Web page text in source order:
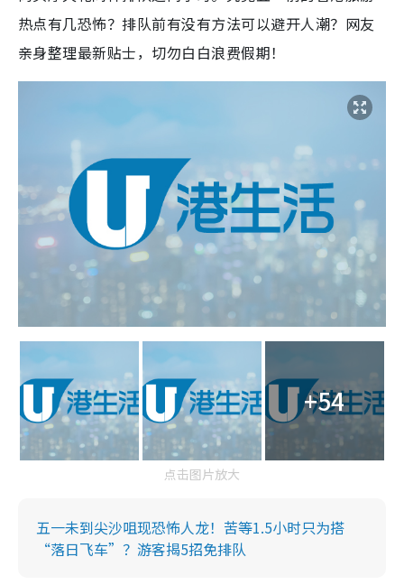
热点有几恐怖？排队前有没有方法可以避开人潮？网友
亲身整理最新贴士，切勿白白浪费假期！
+54
点击图片放大
五一未到尖沙咀现恐怖人龙！苦等1.5小时只为搭
“落日飞车”？游客揭5招免排队